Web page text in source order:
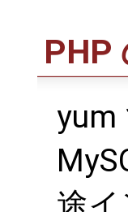
PHP
yum